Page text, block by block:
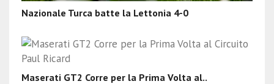
Nazionale Turca batte la Lettonia 4-0
Maserati GT2 Corre per la Prima Volta al..